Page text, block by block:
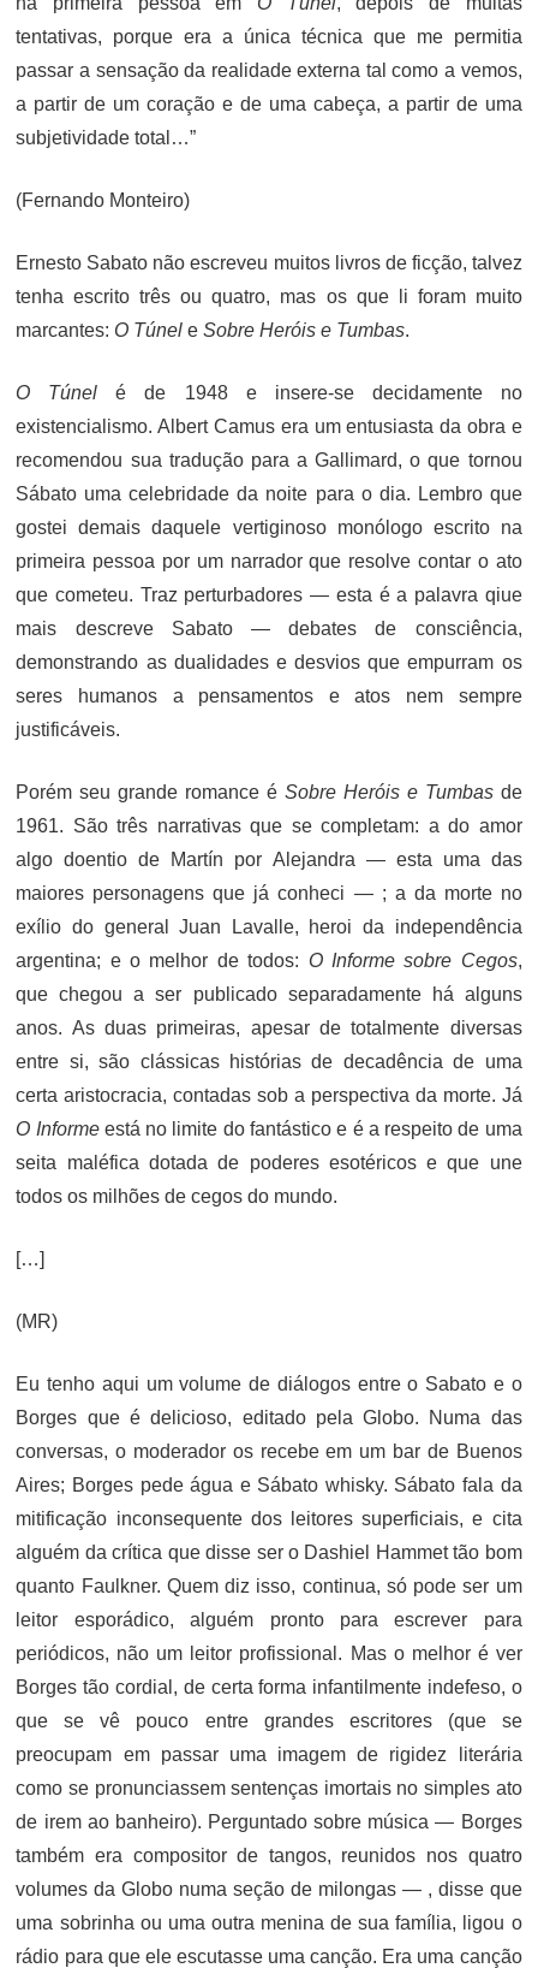
tentativas, porque era a única técnica que me permitia
passar a sensação da realidade externa tal como a vemos,
a partir de um coração e de uma cabeça, a partir de uma
subjetividade total…”
(Fernando Monteiro)
Ernesto Sabato não escreveu muitos livros de ficção, talvez
tenha escrito três ou quatro, mas os que li foram muito
marcantes: O Túnel eSobre Heróis e Tumbas.
O Túnel é de 1948 e insere-se decidamente no
existencialismo. Albert Camus era um entusiasta da obra e
recomendou sua tradução para a Gallimard, o que tornou
Sábato uma celebridade da noite para o dia. Lembro que
gostei demais daquele vertiginoso monólogo escrito na
primeira pessoa por um narrador que resolve contar o ato
que cometeu. Traz perturbadores — esta é a palavra qiue
mais descreve Sabato — debates de consciência,
demonstrando as dualidades e desvios que empurram os
seres humanos a pensamentos e atos nem sempre
justificáveis.
Porém seu grande romance é Sobre Heróis e Tumbasde
1961. São três narrativas que se completam: a do amor
algo doentio de Martín por Alejandra — esta uma das
maiores personagens que já conheci — ; a da morte no
exílio do general Juan Lavalle, heroi da independência
argentina; e o melhor de todos: O Informe sobre Cegos,
que chegou a ser publicado separadamente há alguns
anos. As duas primeiras, apesar de totalmente diversas
entre si, são clássicas histórias de decadência de uma
certa aristocracia, contadas sob a perspectiva da morte. Já
O Informeestá no limite do fantástico e é a respeito de uma
seita maléfica dotada de poderes esotéricos e que une
todos os milhões de cegos do mundo.
[…]
(MR)
Eu tenho aqui um volume de diálogos entre o Sabato e o
Borges que é delicioso, editado pela Globo. Numa das
conversas, o moderador os recebe em um bar de Buenos
Aires; Borges pede água e Sábato whisky. Sábato fala da
mitificação inconsequente dos leitores superficiais, e cita
alguém da crítica que disse ser o Dashiel Hammet tão bom
quanto Faulkner. Quem diz isso, continua, só pode ser um
leitor esporádico, alguém pronto para escrever para
periódicos, não um leitor profissional. Mas o melhor é ver
Borges tão cordial, de certa forma infantilmente indefeso, o
que se vê pouco entre grandes escritores (que se
preocupam em passar uma imagem de rigidez literária
como se pronunciassem sentenças imortais no simples ato
de irem ao banheiro). Perguntado sobre música — Borges
também era compositor de tangos, reunidos nos quatro
volumes da Globo numa seção de milongas — , disse que
uma sobrinha ou uma outra menina de sua família, ligou o
rádio para que ele escutasse uma canção. Era uma canção